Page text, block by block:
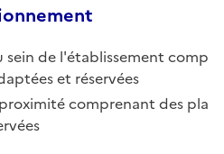
sein de l'établissement comp
et réservées
comprenant des pla